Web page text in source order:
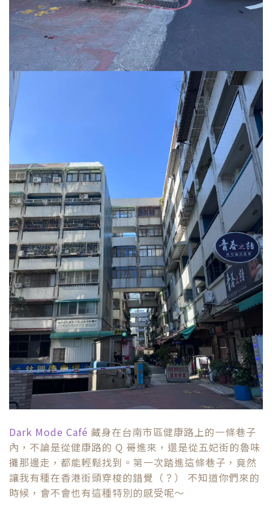
Dark Mode Café 藏身在台南市區健康路上的一條巷子
內，不論是從健康路的 Q 哥進來，還是從五妃街的魯味
攤那邊走，都能輕鬆找到。第一次踏進這條巷子，竟然
讓我有種在香港街頭穿梭的錯覺（？） 不知道你們來的
時候，會不會也有這種特別的感受呢～